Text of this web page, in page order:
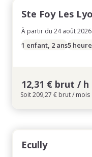
Ste Foy Les
À partir du 24 août 2026
1 enfant, 2 ans5
12,31 € brut / h
Soit 209,27 € brut / mois
Ecully